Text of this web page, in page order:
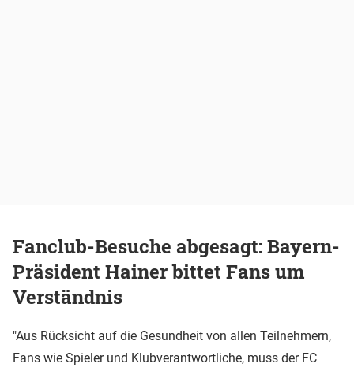
Fanclub-Besuche abgesagt: Bayern-
Präsident Hainer bittet Fans um
Verständnis
"Aus Rücksicht auf die Gesundheit von allen Teilnehmern,
Fans wie Spieler und Klubverantwortliche, muss der FC